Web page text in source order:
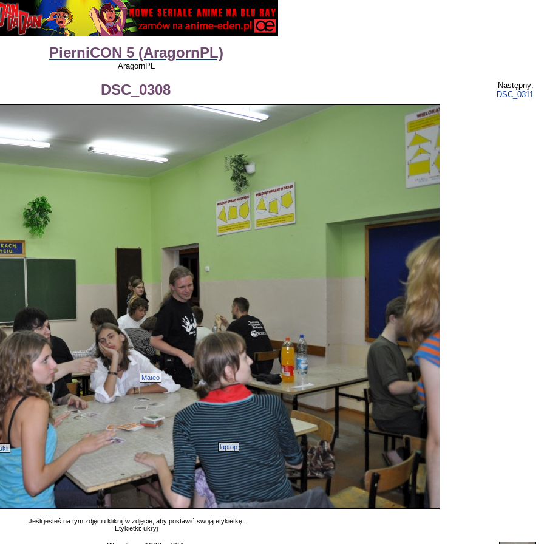
PierniCON 5 (AragornPL)
AragornPL
DSC_0308
Następny:
DSC_0311
laptop
Mateo
Jeśli jesteś na tym zdjęciu kliknij w zdjęcie, aby postawić swoją etykietkę.
Etykietki: ukryj